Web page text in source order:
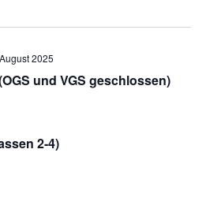
und VGS geschlossen)
2025
2-4)